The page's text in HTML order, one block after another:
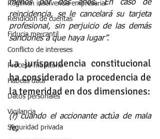
Régimen insolvencia empresarial
Rendición de cuentas
Fiducia mercantil
Conflicto de intereses
Proceso monitorio
Habeas data
Datos personales
Vigilancia
Seguridad privada
menos por dos años. En caso de
reincidencia, se le cancelará su tarjeta
profesional, sin perjuicio de las demás
sanciones a que haya lugar”.
La jurisprudencia constitucional
ha considerado la procedencia de
(i) cuando el accionante actúa de mala
fe;